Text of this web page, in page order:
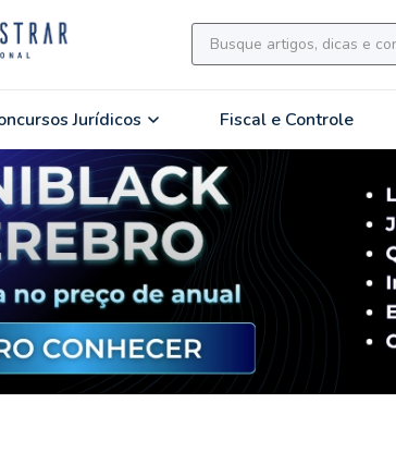
Jurídicos Fiscal e Controle